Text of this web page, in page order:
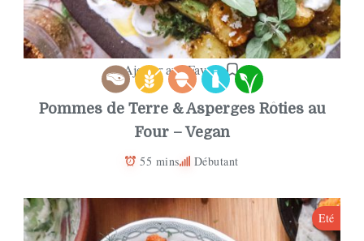
Ajouter aux Favoris
Pommes de Terre & Asperges Rôties au
Four – Vegan
55 mins Débutant
Eté